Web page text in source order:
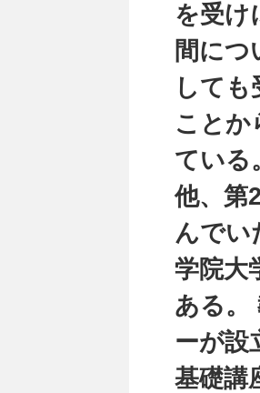
を受け
間につ
して
ことか
ている
他、第
んでい
学院大
ある。
ーが設
基礎講